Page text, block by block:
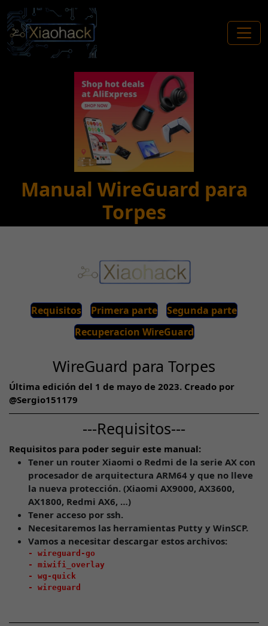
Manual WireGuard para
Torpes
Requisitos Primera parte
Segunda parte
Recuperacion WireGuard
WireGuard para Torpes
Última edición del 1 de mayo de 2023. Creado por
@Sergio151179
---Requisitos---
Requisitos para poder seguir este manual:
Tener un router Xiaomi o Redmi de la serie AX con
procesador de arquitectura ARM64 y que no lleve
la nueva protección. (Xiaomi AX9000, AX3600,
AX1800, Redmi AX6, …)
Tener acceso por ssh.
Necesitaremos las herramientas Putty y WinSCP.
Vamos a necesitar descargar estos archivos:
- wireguard-go
- miwifi_overlay
- wg-quick
- wireguard